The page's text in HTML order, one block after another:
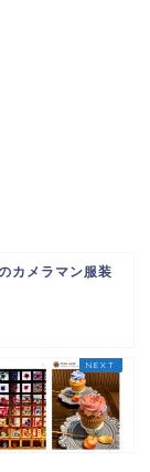
カメラマン服装